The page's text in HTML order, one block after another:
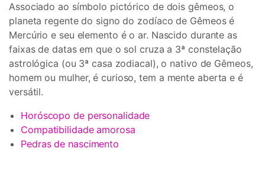
Associado ao símbolo pictórico de dois gêmeos, o
planeta regente do signo do zodíaco de Gêmeos é
Mercúrio e seu elemento é o ar. Nascido durante as
faixas de datas em que o sol cruza a 3ª constelação
astrológica (ou 3ª casa zodiacal), o nativo de Gêmeos,
homem ou mulher, é curioso, tem a mente aberta e é
versátil.
Horóscopo de personalidade
Compatibilidade amorosa
Pedras de nascimento